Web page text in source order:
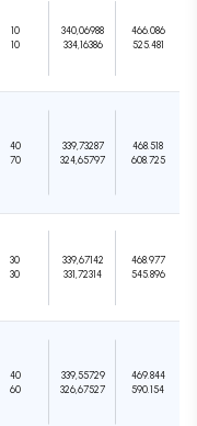
10
10
340,06988
334,16386
466.086
525.481
40
70
339,73287
324,65797
468.518
608.725
30
30
339,67142
331,72314
468.977
545.896
40
60
339,55729
326,67527
469.844
590.154